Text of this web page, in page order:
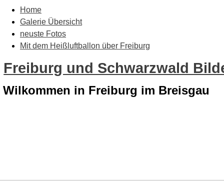
Home
Galerie Übersicht
neuste Fotos
Mit dem Heißluftballon über Freiburg
Freiburg und Schwarzwald
Wilkommen in Freiburg im Breisgau